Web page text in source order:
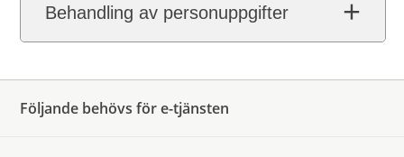
Behandling av personuppgifter
Följande behövs för e-tjänsten